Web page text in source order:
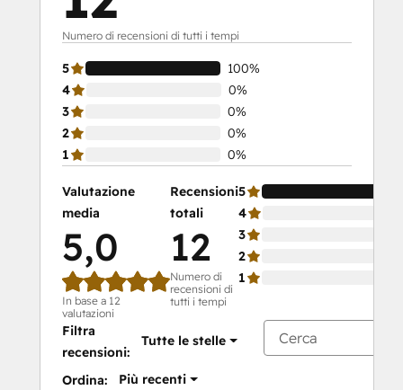
Numero di recensioni di tutti i tempi
5
100%
4
0%
3
0%
2
0%
1
0%
Valutazione
media
5,0
In base a 12
valutazioni
Recensioni
totali
12
Numero di
recensioni di
tutti i tempi
5
4
3
2
1
Filtra
recensioni:
Tutte le stelle
Ordina: Più recenti